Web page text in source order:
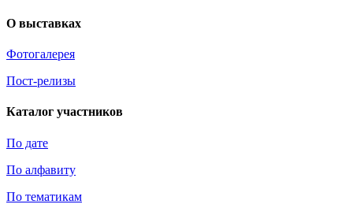
О выставках
Фотогалерея
Пост-релизы
Каталог участников
По дате
По алфавиту
По тематикам